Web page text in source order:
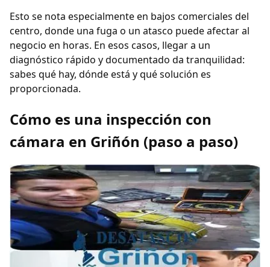
Esto se nota especialmente en bajos comerciales del
centro, donde una fuga o un atasco puede afectar al
negocio en horas. En esos casos, llegar a un
diagnóstico rápido y documentado da tranquilidad:
sabes qué hay, dónde está y qué solución es
proporcionada.
Cómo es una inspección con
cámara en Griñón (paso a paso)